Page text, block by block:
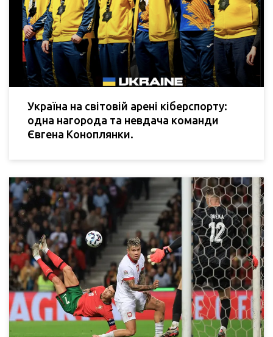
Україна на світовій арені кіберспорту:
одна нагорода та невдача команди
Євгена Коноплянки.